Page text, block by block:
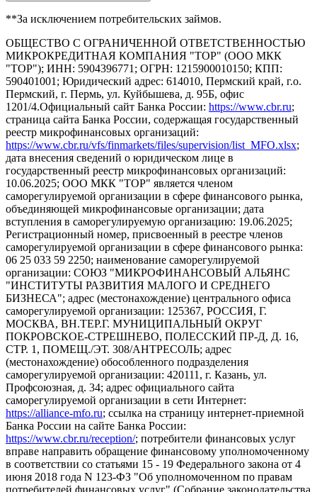
**За исключением потребительских займов.
ОБЩЕСТВО С ОГРАНИЧЕННОЙ ОТВЕТСТВЕННОСТЬЮ
МИКРОКРЕДИТНАЯ КОМПАНИЯ "ТОР" (ООО МКК
"ТОР"); ИНН: 5904396771; ОГРН: 1215900010150; КПП:
590401001; Юридический адрес: 614010, Пермский край, г.о.
Пермский, г. Пермь, ул. Куйбышева, д. 95Б, офис
1201/4.Официальный сайт Банка России: https://www.cbr.ru;
страница сайта Банка России, содержащая государственный
реестр микрофинансовых организаций:
https://www.cbr.ru/vfs/finmarkets/files/supervision/list_MFO.xlsx;
дата внесения сведений о юридическом лице в
государственный реестр микрофинансовых организаций:
10.06.2025; ООО МКК "ТОР" является членом
саморегулируемой организации в сфере финансового рынка,
объединяющей микрофинансовые организации; дата
вступления в саморегулируемую организацию: 19.06.2025;
Регистрационный номер, присвоенный в реестре членов
саморегулируемой организации в сфере финансового рынка:
06 25 033 59 2250; наименование саморегулируемой
организации: СОЮЗ "МИКРОФИНАНСОВЫЙ АЛЬЯНС
"ИНСТИТУТЫ РАЗВИТИЯ МАЛОГО И СРЕДНЕГО
БИЗНЕСА"; адрес (местонахождение) центрального офиса
саморегулируемой организации: 125367, РОССИЯ, Г.
МОСКВА, ВН.ТЕР.Г. МУНИЦИПАЛЬНЫЙ ОКРУГ
ПОКРОВСКОЕ-СТРЕШНЕВО, ПОЛЕССКИЙ ПР-Д, Д. 16,
СТР. 1, ПОМЕЩ./ЭТ. 308/АНТРЕСОЛЬ; адрес
(местонахождение) обособленного подразделения
саморегулируемой организации: 420111, г. Казань, ул.
Профсоюзная, д. 34; адрес официального сайта
саморегулируемой организации в сети Интернет:
https://alliance-mfo.ru; ссылка на страницу интернет-приемной
Банка России на сайте Банка России:
https://www.cbr.ru/reception/; потребители финансовых услуг
вправе направить обращение финансовому уполномоченному
в соответствии со статьями 15 - 19 Федерального закона от 4
июня 2018 года N 123-ФЗ "Об уполномоченном по правам
потребителей финансовых услуг" (Собрание законодательства